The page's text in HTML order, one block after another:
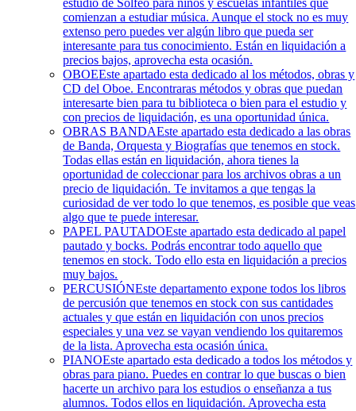
estudio de Solfeo para niños y escuelas infantiles que
comienzan a estudiar música. Aunque el stock no es muy
extenso pero puedes ver algún libro que pueda ser
interesante para tus conocimiento. Están en liquidación a
precios bajos, aprovecha esta ocasión.
OBOEEste apartado esta dedicado al los métodos, obras y
CD del Oboe. Encontraras métodos y obras que puedan
interesarte bien para tu biblioteca o bien para el estudio y
con precios de liquidación, es una oportunidad única.
OBRAS BANDAEste apartado esta dedicado a las obras
de Banda, Orquesta y Biografías que tenemos en stock.
Todas ellas están en liquidación, ahora tienes la
oportunidad de coleccionar para los archivos obras a un
precio de liquidación. Te invitamos a que tengas la
curiosidad de ver todo lo que tenemos, es posible que veas
algo que te puede interesar.
PAPEL PAUTADOEste apartado esta dedicado al papel
pautado y bocks. Podrás encontrar todo aquello que
tenemos en stock. Todo ello esta en liquidación a precios
muy bajos.
PERCUSIÓNEste departamento expone todos los libros
de percusión que tenemos en stock con sus cantidades
actuales y que están en liquidación con unos precios
especiales y una vez se vayan vendiendo los quitaremos
de la lista. Aprovecha esta ocasión única.
PIANOEste apartado esta dedicado a todos los métodos y
obras para piano. Puedes en contrar lo que buscas o bien
hacerte un archivo para los estudios o enseñanza a tus
alumnos. Todos ellos en liquidación. Aprovecha esta